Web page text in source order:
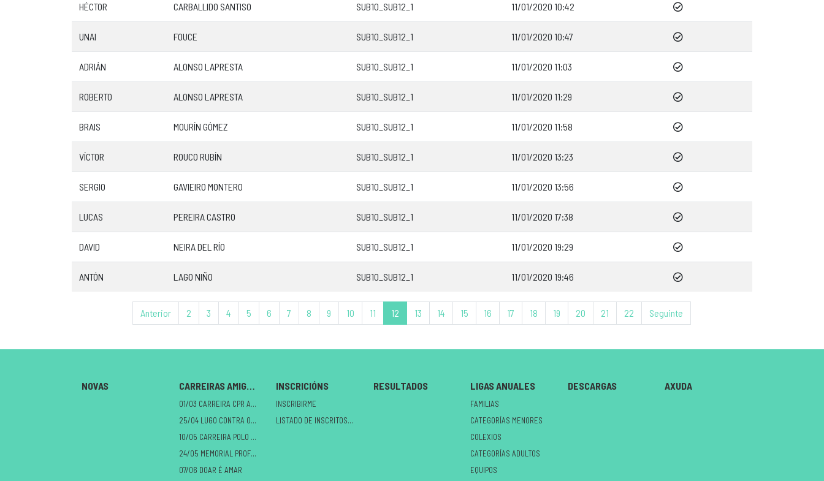
HÉCTOR CARBALLIDO SANTISO SUB10_SUB12_1 11/01/2020 10:42
UNAI FOUCE SUB10_SUB12_1 11/01/2020 10:47
ADRIÁN ALONSO LAPRESTA SUB10_SUB12_1 11/01/2020 11:03
ROBERTO ALONSO LAPRESTA SUB10_SUB12_1 11/01/2020 11:29
BRAIS MOURÍN GÓMEZ SUB10_SUB12_1 11/01/2020 11:58
VÍCTOR ROUCO RUBÍN SUB10_SUB12_1 11/01/2020 13:23
SERGIO GAVIEIRO MONTERO SUB10_SUB12_1 11/01/2020 13:56
LUCAS PEREIRA CASTRO SUB10_SUB12_1 11/01/2020 17:38
DAVID NEIRA DEL RÍO SUB10_SUB12_1 11/01/2020 19:29
ANTÓN LAGO NIÑO SUB10_SUB12_1 11/01/2020 19:46
Anterior 2 3 4 5 6 7 8 9 10 11 12 13 14 15 16 17 18 19 20 21 22 Seguinte
NOVAS CARREIRAS AMIGAS
01/03 CARREIRA CPR A MILAGROSA
25/04 LUGO CONTRA O CANCRO
10/05 CARREIRA POLO DANO CEREBRAL
24/05 MEMORIAL PROFE ALBERTO
07/06 DOAR É AMAR
INSCRICIÓNS
INSCRIBIRME
LISTADO DE INSCRITOS NO CIRCUÍTO
RESULTADOS LIGAS ANUALES
FAMILIAS
CATEGORÍAS MENORES
COLEXIOS
CATEGORÍAS ADULTOS
EQUIPOS
DESCARGAS AXUDA